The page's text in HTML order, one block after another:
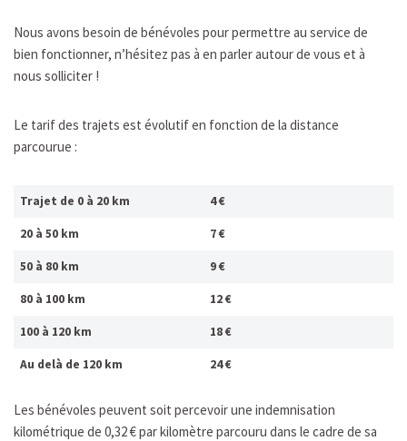
Nous avons besoin de bénévoles pour permettre au service de
bien fonctionner, n’hésitez pas à en parler autour de vous et à
nous solliciter !
Le tarif des trajets est évolutif en fonction de la distance
parcourue :
Trajet de 0 à 20 km 4 €
20 à 50 km 7 €
50 à 80 km 9 €
80 à 100 km 12 €
100 à 120 km 18 €
Au delà de 120 km 24 €
Les bénévoles peuvent soit percevoir une indemnisation
kilométrique de 0,32 € par kilomètre parcouru dans le cadre de sa